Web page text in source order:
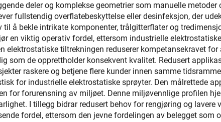
deler og komplekse geometrier som manuelle
fullstendig overflatebeskyttelse eller desinfeksjon, der
å bekle intrikate komponenter, trålgitterflater og
en viktig operativ fordel, ettersom industrielle
elektrostatiske tiltrekningen reduserer kompetansekravet
som de opprettholder konsekvent kvalitet. Redusert
raskere og betjene flere kunder innen samme
for industrielle elektrostatiske sprøyter. Den målrettede
for forurensning av miljøet. Denne miljøvennlige profilen
I tillegg bidrar redusert behov for rengjøring og
fordel, ettersom den jevne fordelingen av belegget som